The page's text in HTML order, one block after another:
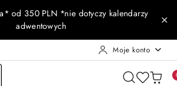
głównej
konto
głównego
produktu
od 350 PLN *nie dotyczy kalendarzy
adwentowych
Moje konto